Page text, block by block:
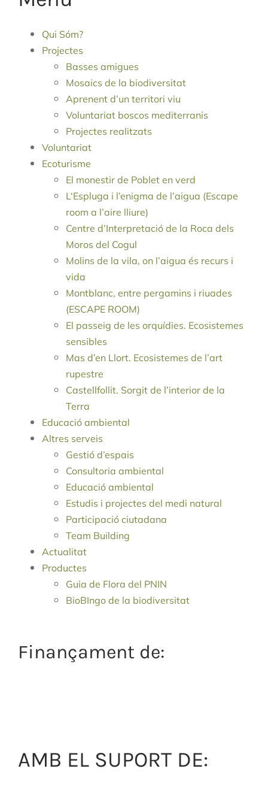
Qui Sóm?
Projectes
Basses amigues
Mosaics de la biodiversitat
Aprenent d’un territori viu
Voluntariat boscos mediterranis
Projectes realitzats
Voluntariat
Ecoturisme
El monestir de Poblet en verd
L‘Espluga i l’enigma de l’aigua (Escape
room a l’aire lliure)
Centre d’Interpretació de la Roca dels
Moros del Cogul
Molins de la vila, on l’aigua és recurs i
vida
Montblanc, entre pergamins i riuades
(ESCAPE ROOM)
El passeig de les orquídies. Ecosistemes
sensibles
Mas d’en Llort. Ecosistemes de l’art
rupestre
Castellfollit. Sorgit de l’interior de la
Terra
Educació ambiental
Altres serveis
Gestió d’espais
Consultoria ambiental
Educació ambiental
Estudis i projectes del medi natural
Participació ciutadana
Team Building
Actualitat
Productes
Guia de Flora del PNIN
BioBIngo de la biodiversitat
Finançament de:
AMB EL SUPORT DE: